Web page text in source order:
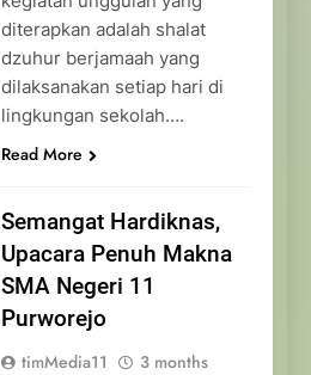
diterapkan adalah shalat
dzuhur berjamaah yang
dilaksanakan setiap hari di
lingkungan sekolah….
Read More
Semangat Hardiknas,
Upacara Penuh Makna
SMA Negeri 11
Purworejo
timMedia11
3 months